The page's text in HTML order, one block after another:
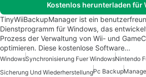
Kostenlos herunterladen für
TinyWiiBackupManager ist ein
Dienstprogramm für Windows, das
Prozess der Verwaltung von Wii- und
optimieren. Diese kostenlose Software…
WindowsSynchronisierung Fuer WindowsNintendo
Sicherung Und WiederherstellungPc Backup